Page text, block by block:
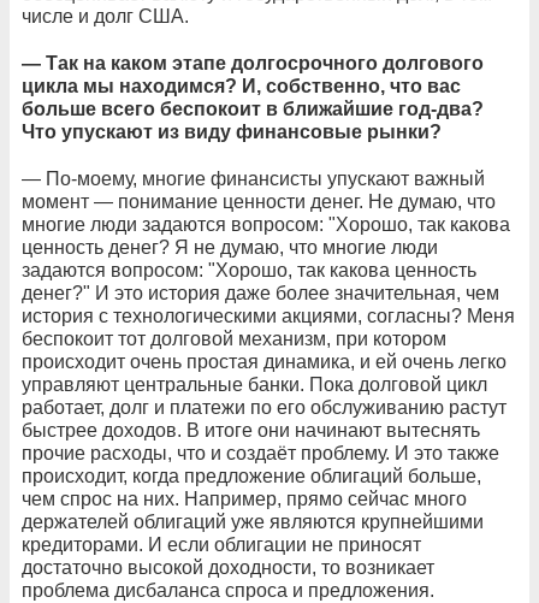
числе и долг США.
— Так на каком этапе долгосрочного долгового
цикла мы находимся? И, собственно, что вас
больше всего беспокоит в ближайшие год-два?
Что упускают из виду финансовые рынки?
— По-моему, многие финансисты упускают важный
момент — понимание ценности денег. Не думаю, что
многие люди задаются вопросом: "Хорошо, так какова
ценность денег? Я не думаю, что многие люди
задаются вопросом: "Хорошо, так какова ценность
денег?" И это история даже более значительная, чем
история с технологическими акциями, согласны? Меня
беспокоит тот долговой механизм, при котором
происходит очень простая динамика, и ей очень легко
управляют центральные банки. Пока долговой цикл
работает, долг и платежи по его обслуживанию растут
быстрее доходов. В итоге они начинают вытеснять
прочие расходы, что и создаёт проблему. И это также
происходит, когда предложение облигаций больше,
чем спрос на них. Например, прямо сейчас много
держателей облигаций уже являются крупнейшими
кредиторами. И если облигации не приносят
достаточно высокой доходности, то возникает
проблема дисбаланса спроса и предложения.